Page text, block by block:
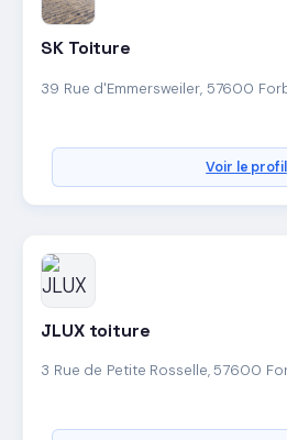
SK Toiture
39 Rue d'Emmersweiler, 57600
Voir le profil
JLUX toiture
3 Rue de Petite Rosselle, 57600